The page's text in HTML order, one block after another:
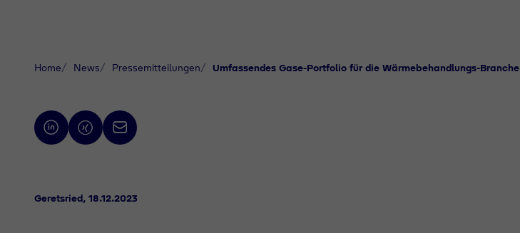
Home News Pressemitteilungen Umfassendes Gase-Portfolio für die Wärmebehandlungs-Branche
Geretsried, 18.12.2023